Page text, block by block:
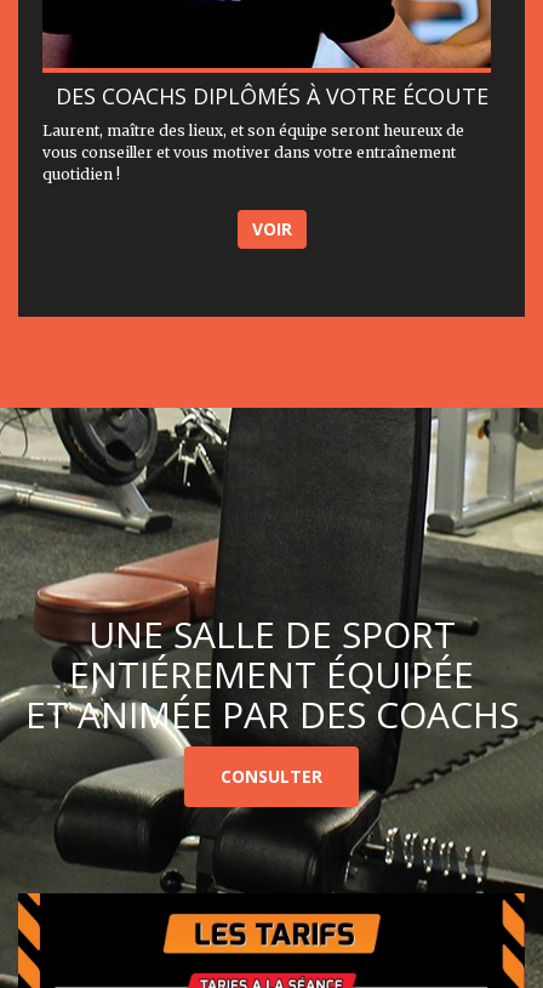
DES COACHS DIPLÔMÉS À VOTRE ÉCOUTE
Laurent, maître des lieux, et son équipe seront heureux de
vous conseiller et vous motiver dans votre entraînement
quotidien !
VOIR
UNE SALLE DE SPORT
ENTIÉREMENT ÉQUIPÉE
ET ANIMÉE PAR DES COACHS
CONSULTER